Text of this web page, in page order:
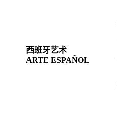
西班牙艺术
ARTE ESPAÑOL